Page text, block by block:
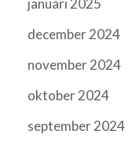
januari 2025
december 2024
november 2024
oktober 2024
september 2024